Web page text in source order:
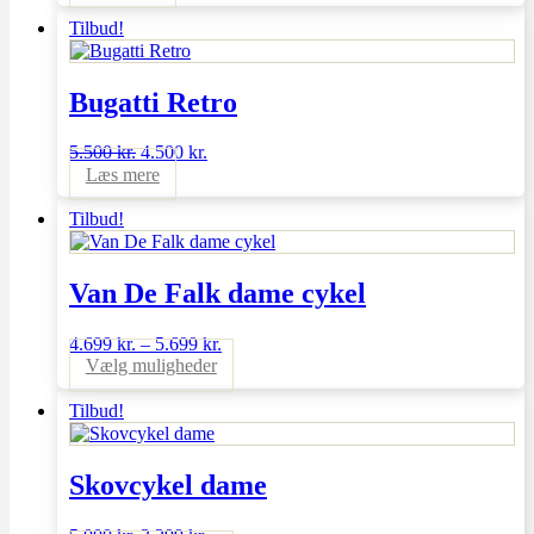
4.500 kr..3.750 kr..
Tilbud!
Bugatti Retro
5.500kr.Den
oprindelige
pris
5.500 kr..
4.500 kr.
pris
4.500 kr..
Læs mere
Tilbud!
Van De Falk dame cykel
4.699kr.–5.699kr.
Vælg muligheder
vare
flere
varianter.
kan
Tilbud!
Skovcykel dame